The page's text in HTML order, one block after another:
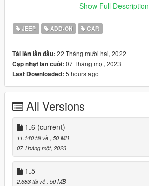
Installation Instructions:
x64 \ dlcpacks
update>update.rpf>common>data>dlclist
add this dlcpacks:\wrangler22\
Spawn with "wrangler22"
Credits
Software : Zmodeler3, blender
Convert: Ek _Cust0m5
Show Full Description
JEEP ADD-ON CAR
Tải lên lần đầu: 22 Tháng mười hai, 2022
Cập nhật lần cuối: 07 Tháng một, 2023
Last Downloaded: 5 hours ago
All Versions
1.6 (current)
11.140 tải về , 50 MB
07 Tháng một, 2023
1.5
2.683 tải về , 50 MB